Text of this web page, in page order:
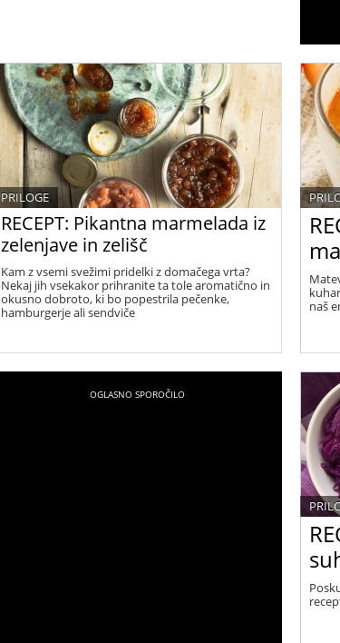
RECEPT: Pikantna marmelada iz
zelenjave in zelišč
PRILOGE
Kam z vsemi svežimi pridelki z domačega vrta?
Nekaj jih vsekakor prihranite ta tole aromatično in
okusno dobroto, ki bo popestrila pečenke,
hamburgerje ali sendviče
naš